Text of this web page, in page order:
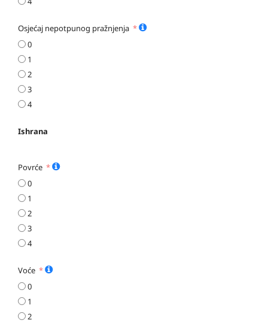
Osjećaj nepotpunog pražnjenja
0
1
2
3
4
Ishrana
Povrće
0
1
2
3
4
Voće
0
1
2